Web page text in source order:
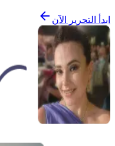
ابدأ التحرير الآن